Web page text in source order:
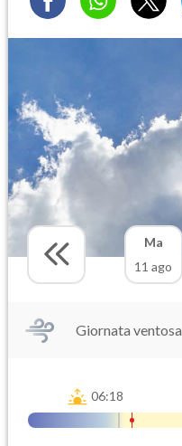
Ma
11 ago
Giornata ventosa
06:18